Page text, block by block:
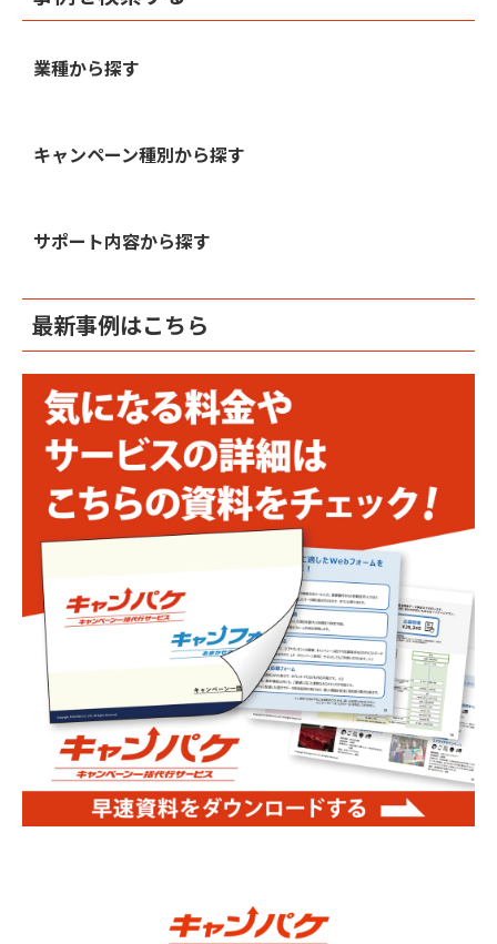
業種から探す
キャンペーン種別から探す
サポート内容から探す
最新事例はこちら